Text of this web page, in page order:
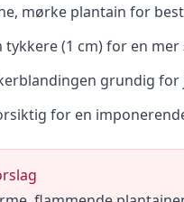
mørke plantain for
(1 cm) for en
grundig for
for en